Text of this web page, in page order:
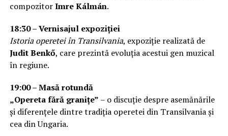
compozitorImre Kálmán.
18:30 – Vernisajul expoziției
Istoria operetei în Transilvania, expoziție realizată de
Judit Benkő, care prezintă evoluția acestui gen muzical
în regiune.
19:00 – Masă rotundă
„Opereta fără granițe” – o discuție despre asemănările
și diferențele dintre tradiția operetei din Transilvania și
cea din Ungaria.